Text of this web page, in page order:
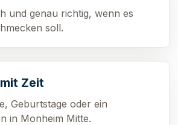
und genau richtig, wenn es
soll.
Zeit
Geburtstage oder ein
in Monheim Mitte.